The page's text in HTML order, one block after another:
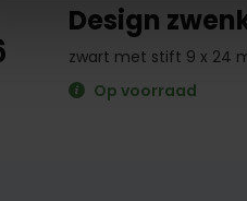
Design
zwart met stift 9 x 24
Op voorraad